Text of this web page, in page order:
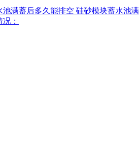
池满蓄后多久能排空 硅砂模块蓄水
：